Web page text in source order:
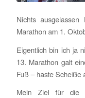
Nichts
Marathon am 1.
Eigentlich bin ich ja
13. Marathon galt
Fuß – haste Scheiße
Mein Ziel für die